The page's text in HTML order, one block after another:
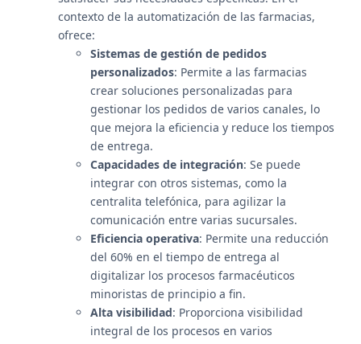
contexto de la automatización de las farmacias,
ofrece:
Sistemas de gestión de pedidos
personalizados: Permite a las farmacias
crear soluciones personalizadas para
gestionar los pedidos de varios canales, lo
que mejora la eficiencia y reduce los tiempos
de entrega.
Capacidades de integración: Se puede
integrar con otros sistemas, como la
centralita telefónica, para agilizar la
comunicación entre varias sucursales.
Eficiencia operativa: Permite una reducción
del 60% en el tiempo de entrega al
digitalizar los procesos farmacéuticos
minoristas de principio a fin.
Alta visibilidad: Proporciona visibilidad
integral de los procesos en varios